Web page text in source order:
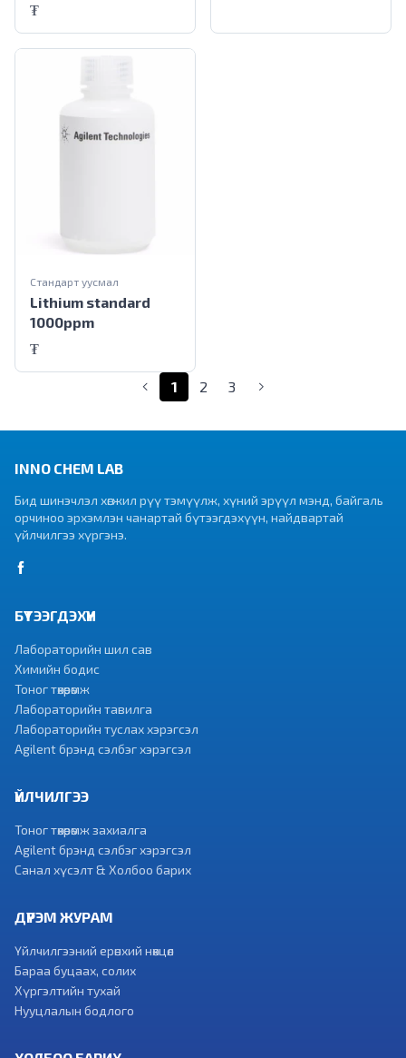
₮
Lithium standard
1000ppm
Стандарт уусмал
₮
1
(current)2 3
INNO CHEM LAB
Бид шинэчлэл хөгжил рүү тэмүүлж, хүний эрүүл мэнд, байгаль
орчиноо эрхэмлэн чанартай бүтээгдэхүүн, найдвартай
үйлчилгээ хүргэнэ.
БҮТЭЭГДЭХҮҮН
Лабораторийн шил сав
Химийн бодис
Тоног төхөөрөмж
Лабораторийн тавилга
Лабораторийн туслах хэрэгсэл
Agilent брэнд сэлбэг хэрэгсэл
ҮЙЛЧИЛГЭЭ
Тоног төхөөрөмж захиалга
Agilent брэнд сэлбэг хэрэгсэл
Санал хүсэлт & Холбоо барих
ДҮРЭМ ЖУРАМ
Үйлчилгээний ерөнхий нөхцөл
Бараа буцаах, солих
Хүргэлтийн тухай
Нууцлалын бодлого